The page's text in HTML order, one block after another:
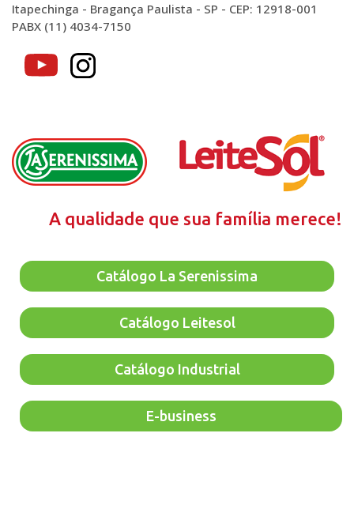
Itapechinga - Bragança Paulista - SP - CEP: 12918-001
PABX (11) 4034-7150
A qualidade que sua família merece!
Catálogo La Serenissima
Catálogo Leitesol
Catálogo Industrial
E-business